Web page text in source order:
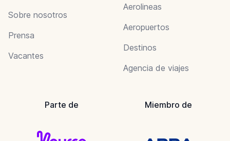
Sobre nosotros
Prensa
Vacantes
Aerolineas
Aeropuertos
Destinos
Agencia de viajes
Parte de Miembro de